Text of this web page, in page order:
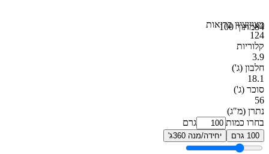
84מתוך 100מצויןציון בריאות
124
קלוריות
3.9
חלבון (ג')
18.1
סוכר (ג')
56
נתרן (מ"ג)
בחרו כמות
גרם
100 גרם יחידה/מנה 360ג'